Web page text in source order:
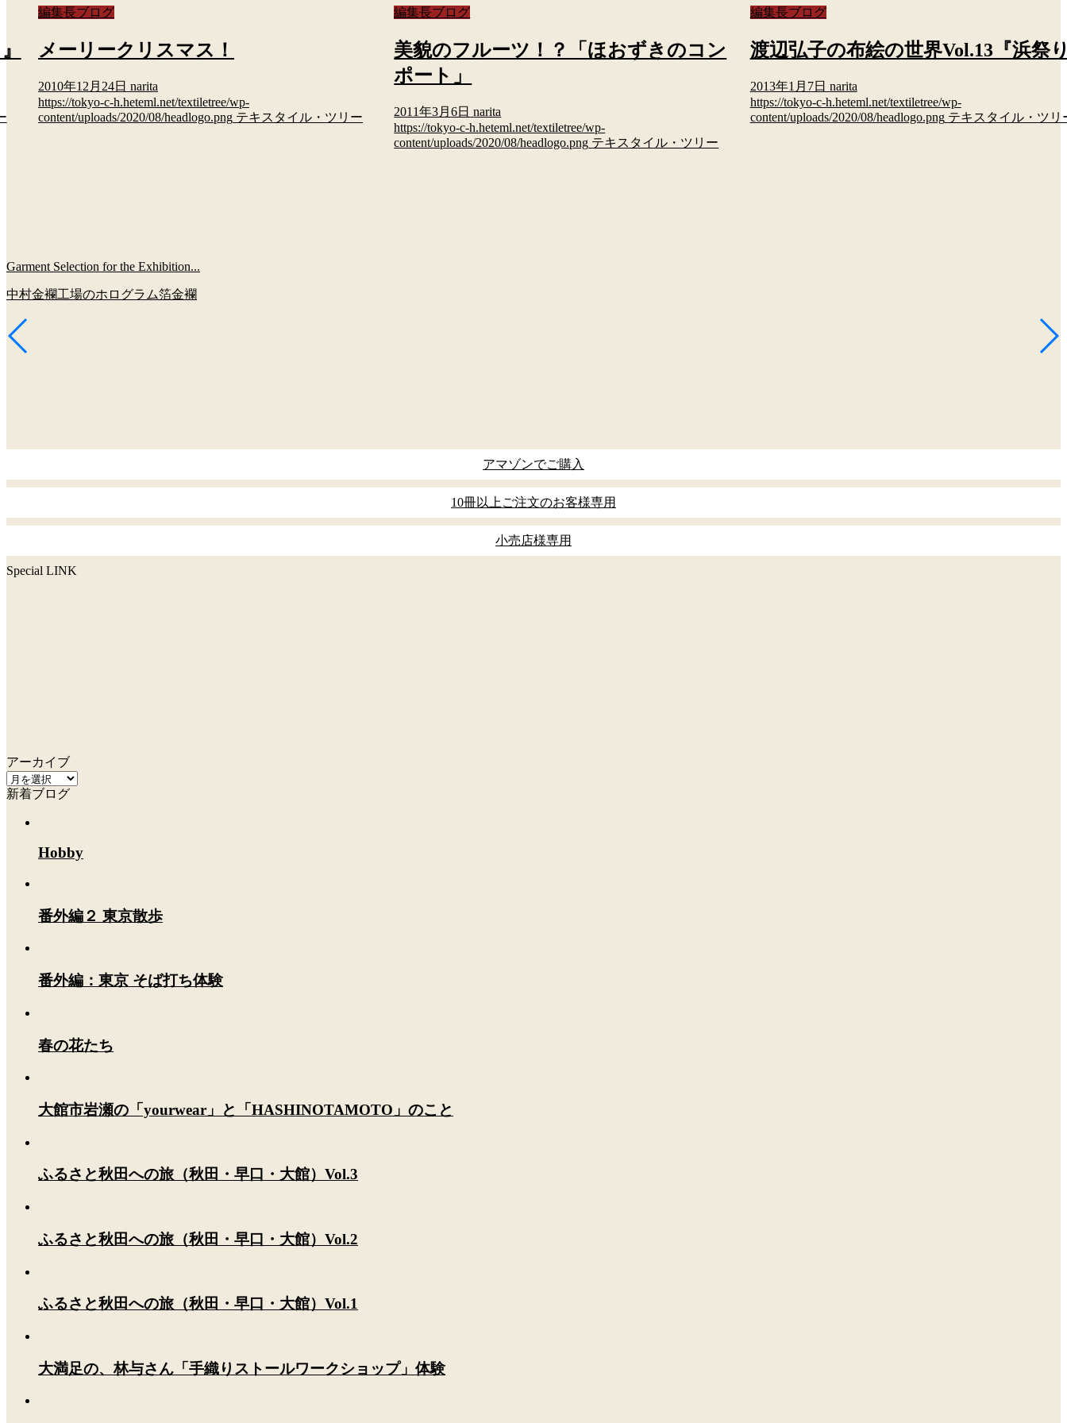
編集長ブログ
メーリークリスマス！
2010年12月24日 narita
https://tokyo-c-h.heteml.net/textiletree/wp-
content/uploads/2020/08/headlogo.png テキスタイル・ツリー
編集長ブログ
美貌のフルーツ！？「ほおずきのコン
ポート」
2011年3月6日 narita
https://tokyo-c-h.heteml.net/textiletree/wp-
content/uploads/2020/08/headlogo.png テキスタイル・ツリー
編集長ブログ
渡辺弘子の布絵の世界Vol.13『浜祭
2013年1月7日 narita
https://tokyo-c-h.heteml.net/textiletree/wp-
content/uploads/2020/08/headlogo.png テキスタイル・ツリ
Garment Selection for the Exhibition...
中村金襴工場のホログラム箔金襴
アマゾンでご購入
10冊以上ご注文のお客様専用
小売店様専用
Special LINK
アーカイブ
ア
ー
新着ブログ
Hobby
番外編２ 東京散歩
番外編：東京 そば打ち体験
春の花たち
大館市岩瀬の「yourwear」と「HASHINOTAMOTO」のこと
ふるさと秋田への旅（秋田・早口・大館）Vol.3
ふるさと秋田への旅（秋田・早口・大館）Vol.2
ふるさと秋田への旅（秋田・早口・大館）Vol.1
大満足の、林与さん「手織りストールワークショップ」体験